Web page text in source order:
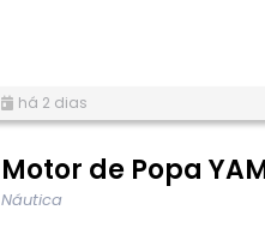
há 2 dias
Motor de Popa
Náutica